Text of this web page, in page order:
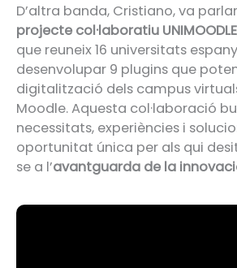
D’altra banda, Cristiano, va
projecte col·laboratiu UNIMOODLE
que reuneix 16 universitats
desenvolupar 9 plugins que
digitalització dels campus
Moodle. Aquesta col·laboració
necessitats, experiències i
oportunitat única per als qui
se a l’avantguarda de la